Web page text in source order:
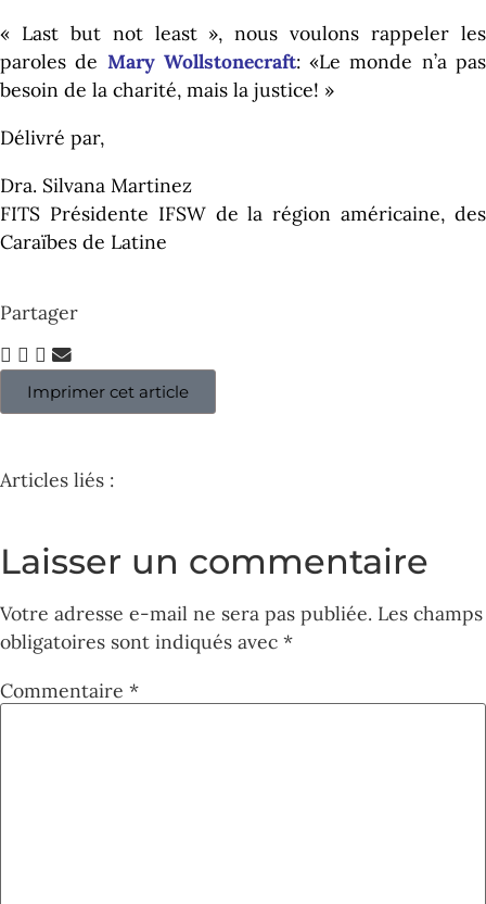
« Last but not least », nous voulons rappeler les
paroles de Mary Wollstonecraft: «Le monde n’a pas
besoin de la charité, mais la justice! »
Délivré par,
Dra. Silvana Martinez
FITS Présidente IFSW de la région américaine, des
Caraïbes de Latine
Partager
Imprimer cet article
Articles liés :
Laisser un commentaire
Votre adresse e-mail ne sera pas publiée. Les champs
obligatoires sont indiqués avec *
Commentaire *